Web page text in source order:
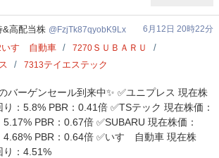
&高配当株 FzjTk87qyobK9Lx
6月12日 20時22分
いすゞ自動車 7270 ＳＵＢＡＲＵ
7313テイエステック
バーゲンセール到来中✨ ✅ユニプレス 現在株
：5.8% PBR：0.41倍 ✅TSテック 現在株価：
PBR：0.67倍 ✅SUBARU 現在株価：
PBR：0.64倍 ✅いすゞ自動車 現在株
り：4.51%